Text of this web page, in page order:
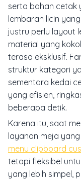
serta bahan cetak
lembaran licin
justru perlu layout
material yang
terasa eksklusif.
struktur kategori
sementara kedai
yang efisien,
beberapa detik.
Karena itu, saat
layanan meja
menu clipboard
tetapi fleksibel
yang lebih simpel,